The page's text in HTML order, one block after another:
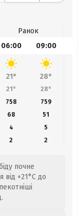
Ранок
06:00 09:00
21° 28°
21° 28°
758 759
68
51
4
5
2 2
почне
+21°C до